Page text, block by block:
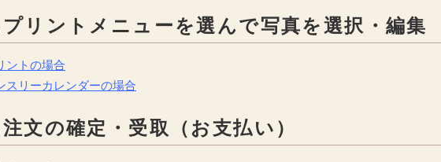
リントメニューを選んで写真を選択・編集
ントの場合
スリーカレンダーの場合
文の確定・受取（お支払い）